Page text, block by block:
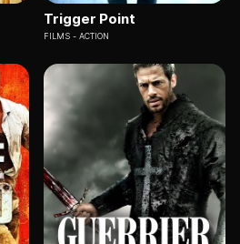
Trigger Point
FILMS ACTION